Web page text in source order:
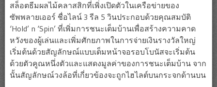
สล็อตธีมผลไม้คลาสสิกที่เพิ่งเปิดตัวในเครือข่ายของ
ซัพพลายเออร์ ชื่อไลน์ 3 รีล 5 วินประกอบด้วยคุณสมบัติ
‘Hold’ n ‘Spin’ ที่เพิ่มการชนะเต็มบ้านเพื่อสร้างความคาด
หวังของผู้เล่นและเพิ่มศักยภาพในการจ่ายเงินรางวัลใหญ่
เริ่มต้นด้วยสัญลักษณ์แบบเต็มหน้าจอรอบโบนัสจะเริ่มต้น
ด้วยตัวคูณหนึ่งตัวและแสดงมูลค่าของการชนะเต็มบ้าน จาก
นั้นสัญลักษณ์วงล้อที่เกี่ยวข้องจะถูกไฮไลต์บนกระจกด้านบน